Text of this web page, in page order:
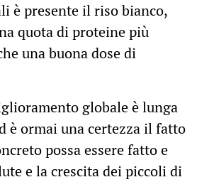
è presente il riso bianco,
quota di proteine più
una buona dose di
globale è lunga
è ormai una certezza il fatto
possa essere fatto e
e la crescita dei piccoli di